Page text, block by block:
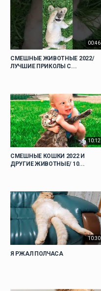
00:46
СМЕШНЫЕ ЖИВОТНЫЕ 2022/
ЛУЧШИЕ ПРИКОЛЫ С...
10:12
СМЕШНЫЕ КОШКИ 2022 И
ДРУГИЕ ЖИВОТНЫЕ/ 10...
10:30
Я РЖАЛ ПОЛЧАСА